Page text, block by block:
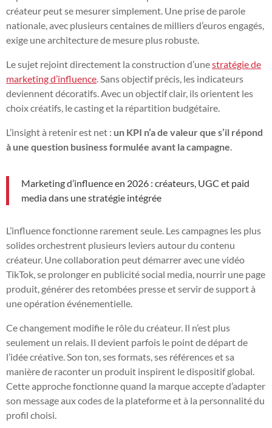
créateur peut se mesurer simplement. Une prise de parole
nationale, avec plusieurs centaines de milliers d’euros engagés,
exige une architecture de mesure plus robuste.
Le sujet rejoint directement la construction d’unestratégie de
marketing d’influence . Sans objectif précis, les indicateurs
deviennent décoratifs. Avec un objectif clair, ils orientent les
choix créatifs, le casting et la répartition budgétaire.
L’insight à retenir est net : un KPI n’a de valeur que s’il répond
à une question business formulée avant la campagne
Marketing d’influence en 2026 : créateurs, UGC et paid
media dans une stratégie intégrée
L’influence fonctionne rarement seule. Les campagnes les plus
solides orchestrent plusieurs leviers autour du contenu
créateur. Une collaboration peut démarrer avec une vidéo
TikTok, se prolonger en publicité social media, nourrir une page
produit, générer des retombées presse et servir de support à
une opération événementielle.
Ce changement modifie le rôle du créateur. Il n’est plus
seulement un relais. Il devient parfois le point de départ de
l’idée créative. Son ton, ses formats, ses références et sa
manière de raconter un produit inspirent le dispositif global.
Cette approche fonctionne quand la marque accepte d’adapter
son message aux codes de la plateforme et à la personnalité du
profil choisi.